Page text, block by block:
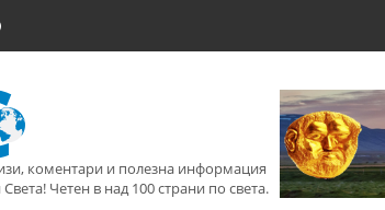
коментари и полезна информация
Четен в над 100 страни по света.